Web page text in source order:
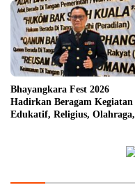
Bhayangkara Fest 2026
Hadirkan Beragam Kegiatan
Edukatif, Religius, Olahraga,